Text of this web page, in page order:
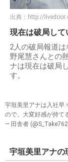
出典： http://
現在は破局して
2人の破局報道
野尾慧さんとの
ナは現在は破局
す。
宇垣美里アナは入社早
ので、大変好感が持て
— 田舎者
宇垣美里アナの